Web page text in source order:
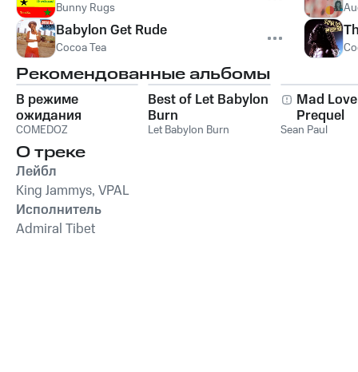
Bunny Rugs
Babylon Get Rude
Cocoa Tea
Рекомендованные альбомы
В режиме
ожидания
COMEDOZ
Best of Let Babylon
Burn
Let Babylon Burn
Mad
Prequel
Sean Paul
О треке
Лейбл
King Jammys, VPAL
Исполнитель
Admiral Tibet